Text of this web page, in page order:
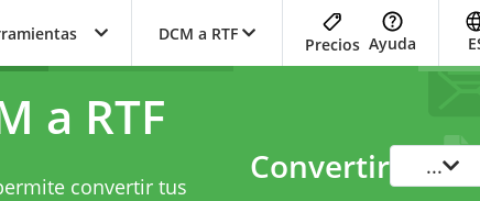
DCM a RTF
Precios Ayuda
a RTF
convertir tus
Convertir ...